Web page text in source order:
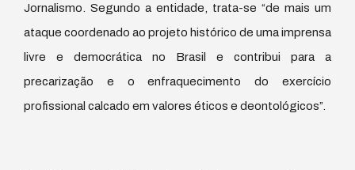
Jornalismo. Segundo a entidade, trata-se “de mais um
ataque coordenado ao projeto histórico de uma imprensa
livre e democrática no Brasil e contribui para a
precarização e o enfraquecimento do exercício
profissional calcado em valores éticos e deontológicos”.